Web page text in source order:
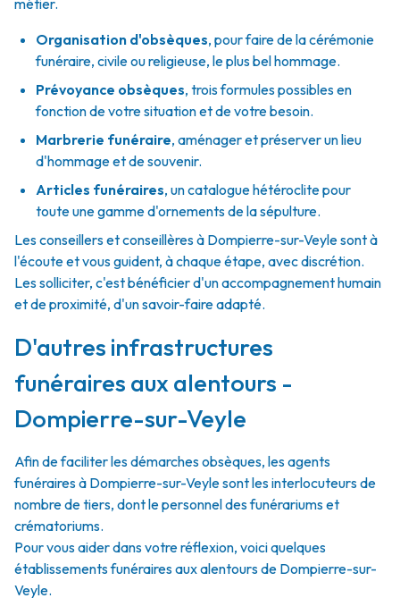
métier.
Organisation d'obsèques, pour faire de la cérémonie
funéraire, civile ou religieuse, le plus bel hommage.
Prévoyance obsèques, trois formules possibles en
fonction de votre situation et de votre besoin.
Marbrerie funéraire, aménager et préserver un lieu
d'hommage et de souvenir.
Articles funéraires, un catalogue hétéroclite pour
toute une gamme d'ornements de la sépulture.
Les conseillers et conseillères à Dompierre-sur-Veyle sont à
l'écoute et vous guident, à chaque étape, avec discrétion.
Les solliciter, c'est bénéficier d'un accompagnement humain
et de proximité, d'un savoir-faire adapté.
D'autres infrastructures
funéraires aux alentours -
Dompierre-sur-Veyle
Afin de faciliter les démarches obsèques, les agents
funéraires à Dompierre-sur-Veyle sont les interlocuteurs de
nombre de tiers, dont le personnel des funérariums et
crématoriums.
Pour vous aider dans votre réflexion, voici quelques
établissements funéraires aux alentours de Dompierre-sur-
Veyle.